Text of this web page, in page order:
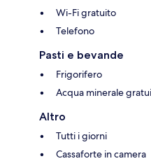
Wi-Fi gratuito
Telefono
Pasti e bevande
Frigorifero
Acqua minerale
Altro
Tutti i giorni
Cassaforte in camera